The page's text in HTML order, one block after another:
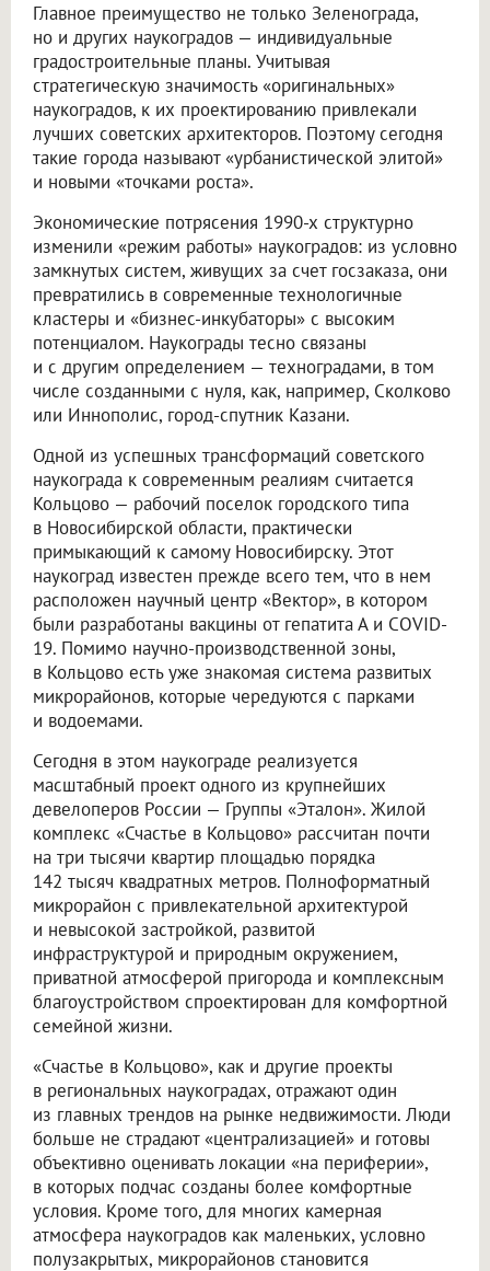
Главное преимущество не только Зеленограда,
но и других наукоградов — индивидуальные
градостроительные планы. Учитывая
стратегическую значимость «оригинальных»
наукоградов, к их проектированию привлекали
лучших советских архитекторов. Поэтому сегодня
такие города называют «урбанистической элитой»
и новыми «точками роста».
Экономические потрясения 1990-х структурно
изменили «режим работы» наукоградов: из условно
замкнутых систем, живущих за счет госзаказа, они
превратились в современные технологичные
кластеры и «бизнес-инкубаторы» с высоким
потенциалом. Наукограды тесно связаны
и с другим определением — техноградами, в том
числе созданными с нуля, как, например, Сколково
или Иннополис, город-спутник Казани.
Одной из успешных трансформаций советского
наукограда к современным реалиям считается
Кольцово — рабочий поселок городского типа
в Новосибирской области, практически
примыкающий к самому Новосибирску. Этот
наукоград известен прежде всего тем, что в нем
расположен научный центр «Вектор», в котором
были разработаны вакцины от гепатита А и COVID-
19. Помимо научно-производственной зоны,
в Кольцово есть уже знакомая система развитых
микрорайонов, которые чередуются с парками
и водоемами.
Сегодня в этом наукограде реализуется
масштабный проект одного из крупнейших
девелоперов России — Группы «Эталон». Жилой
комплекс «Счастье в Кольцово» рассчитан почти
на три тысячи квартир площадью порядка
142 тысяч квадратных метров. Полноформатный
микрорайон с привлекательной архитектурой
и невысокой застройкой, развитой
инфраструктурой и природным окружением,
приватной атмосферой пригорода и комплексным
благоустройством спроектирован для комфортной
семейной жизни.
«Счастье в Кольцово», как и другие проекты
в региональных наукоградах, отражают один
из главных трендов на рынке недвижимости. Люди
больше не страдают «централизацией» и готовы
объективно оценивать локации «на периферии»,
в которых подчас созданы более комфортные
условия. Кроме того, для многих камерная
атмосфера наукоградов как маленьких, условно
полузакрытых, микрорайонов становится